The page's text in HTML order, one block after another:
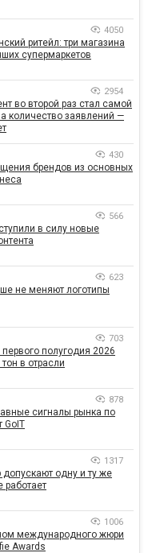
4050
ритейл: три магазина
супермаркетов
2954
во второй раз стал самой
количество заявлений —
430
брендов из основных
566
в силу новые
623
не меняют логотипы
703
полугодия 2026
в отрасли
878
сигналы рынка по
GoIT
1317
допускают одну и ту же
работает
1006
международного жюри
Awards